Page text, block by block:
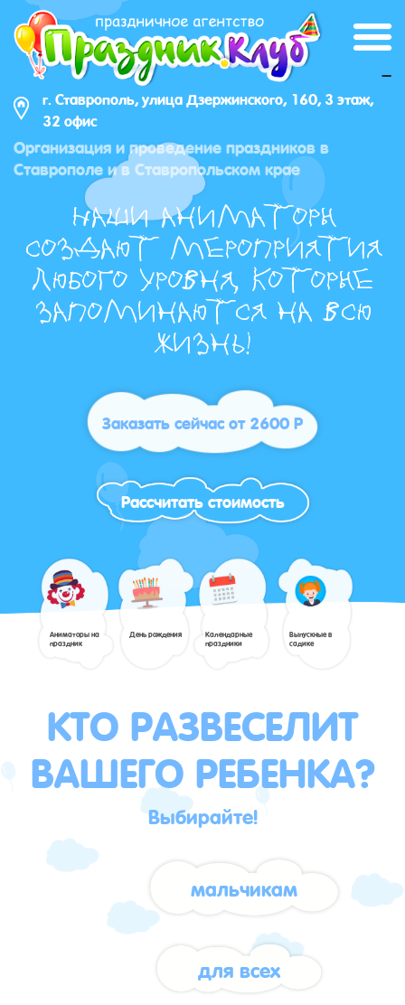
г. Ставрополь, улица Дзержинского, 160, 3 этаж,
32 офис
_
Организация и проведение праздников в
Ставрополе и в Ставропольском крае
Наши аниматоры
создают мероприятия
любого уровня, которые
запоминаются на всю
жизнь!
Заказать сейчас от 2600 Р
Рассчитать стоимость
Аниматоры на
праздник
День рождения Календарные
праздники
Выпускные в
садике
КТО РАЗВЕСЕЛИТ
ВАШЕГО РЕБЕНКА?
Выбирайте!
мальчикам
для всех